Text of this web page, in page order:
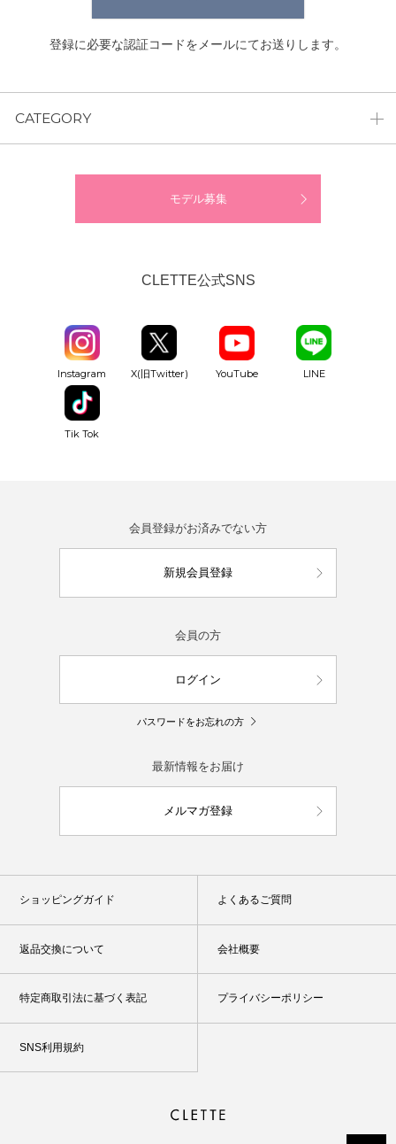
登録に必要な認証コードをメールにてお送りします。
CATEGORY
モデル募集
CLETTE公式SNS
Instagram X(旧Twitter) YouTube LINE
Tik Tok
会員登録がお済みでない方
新規会員登録
会員の方
ログイン
パスワードをお忘れの方
最新情報をお届け
メルマガ登録
ショッピングガイド よくあるご質問
返品交換について 会社概要
特定商取引法に基づく表記 プライバシーポリシー
SNS利用規約